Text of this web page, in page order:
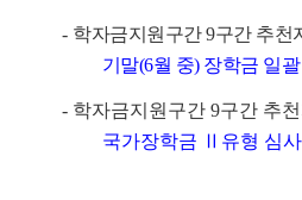
- 학자금지원구간 9구간 추천
기말(6월 중) 장학금 일
- 학자금지원구간 9구간 추
국가장학금 Ⅱ 유형 심